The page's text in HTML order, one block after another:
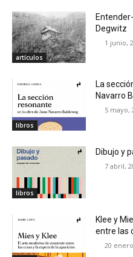
artículos
Degwitz
1 junio,
libros
La
Navarro
5 mayo,
libros
Dibujo y
7 abril,
Klee y
entre las
20